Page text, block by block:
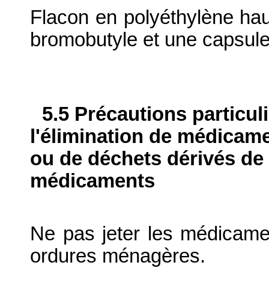
Flacon en polyéthylène
bromobutyle et une
5.5 Précautions
l'élimination de
ou de déchets dérivés
médicaments
Ne pas jeter les
ordures ménagères.